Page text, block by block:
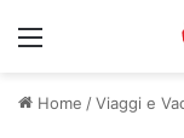
Menu
Home /Viaggi e